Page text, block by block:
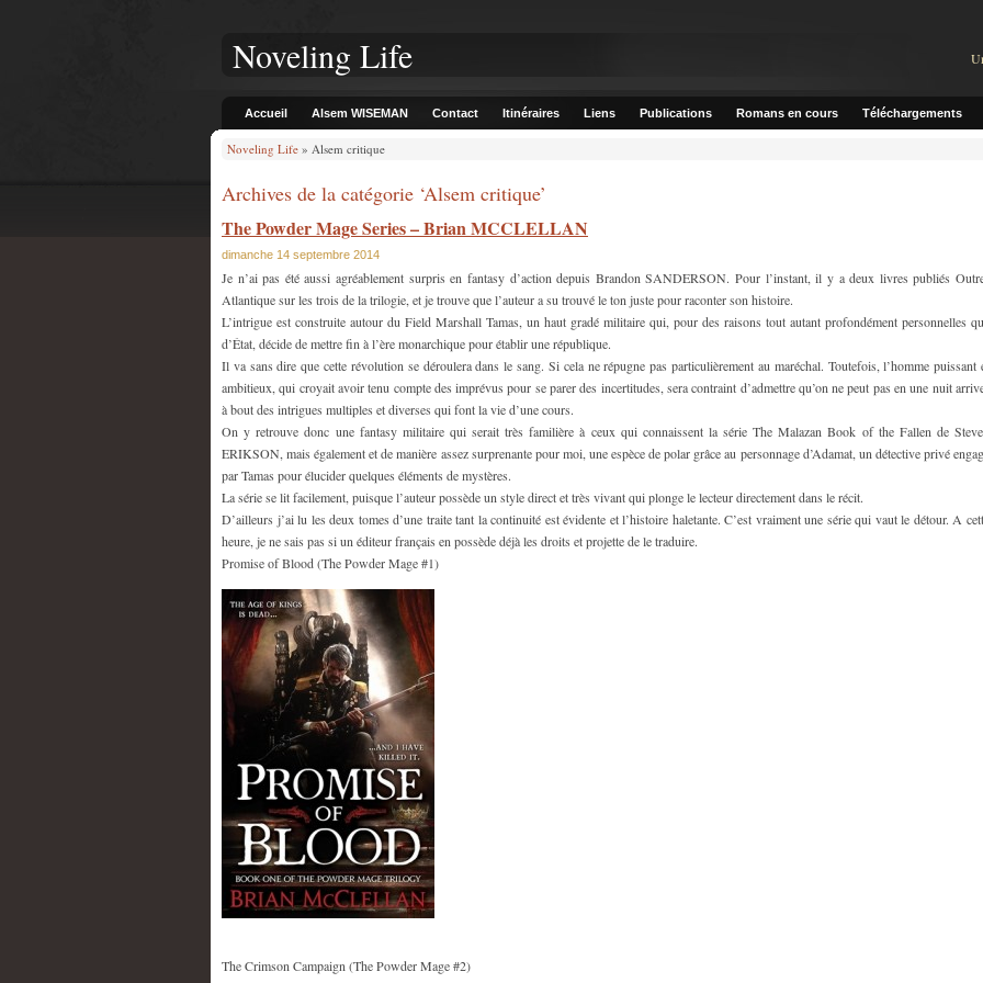
Noveling Life
Accueil Alsem WISEMAN Contact Itinéraires Liens Publications Romans en cours Téléchargements
Noveling Life » Alsem critique
Archives de la catégorie ‘Alsem critique’
The Powder Mage Series – Brian MCCLELLAN
dimanche 14 septembre 2014
Je n’ai pas été aussi agréablement surpris en fantasy d’action depuis Brandon SANDERSON. Pour l’instant, il y a deux livres publiés
Atlantique sur les trois de la trilogie, et je trouve que l’auteur a su trouvé le ton juste pour raconter son histoire.
L’intrigue est construite autour du Field Marshall Tamas, un haut gradé militaire qui, pour des raisons tout autant profondément personnelles
d’État, décide de mettre fin à l’ère monarchique pour établir une république.
Il va sans dire que cette révolution se déroulera dans le sang. Si cela ne répugne pas particulièrement au maréchal. Toutefois, l’homme puissant
ambitieux, qui croyait avoir tenu compte des imprévus pour se parer des incertitudes, sera contraint d’admettre qu’on ne peut pas en une nuit
à bout des intrigues multiples et diverses qui font la vie d’une cours.
On y retrouve donc une fantasy militaire qui serait très familière à ceux qui connaissent la série The Malazan Book of the Fallen de
ERIKSON, mais également et de manière assez surprenante pour moi, une espèce de polar grâce au personnage d’Adamat, un détective privé
par Tamas pour élucider quelques éléments de mystères.
La série se lit facilement, puisque l’auteur possède un style direct et très vivant qui plonge le lecteur directement dans le récit.
D’ailleurs j’ai lu les deux tomes d’une traite tant la continuité est évidente et l’histoire haletante. C’est vraiment une série qui vaut le détour. A
heure, je ne sais pas si un éditeur français en possède déjà les droits et projette de le traduire.
Promise of Blood (The Powder Mage #1)
The Crimson Campaign (The Powder Mage #2)